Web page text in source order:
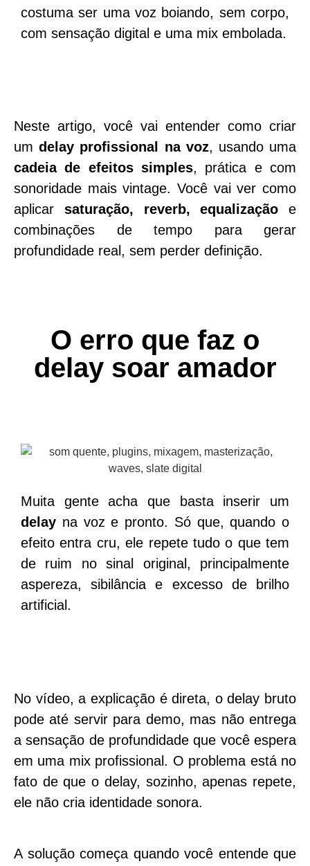
costuma ser uma voz boiando, sem corpo,
com sensação digital e uma mix embolada.
Neste artigo, você vai entender como criar
umdelay profissional na voz, usando uma
cadeia de efeitossimples, prática e com
sonoridade mais vintage. Você vai ver como
aplicar saturação, reverb,equalização e
combinações de tempo para gerar
profundidade real, sem perder definição.
O erro que faz o
delay soar amador
Muita gente acha que basta inserir um
delay na voz e pronto. Só que, quando o
efeito entra cru, ele repete tudo o que tem
de ruim no sinal original, principalmente
aspereza, sibilância e excesso de brilho
artificial.
No vídeo, a explicação é direta, o delay bruto
pode até servir para demo, mas não entrega
a sensação de profundidade que você espera
em uma mix profissional. O problema está no
fato de que o delay, sozinho, apenas repete,
ele não cria identidade sonora.
A solução começa quando você entende que